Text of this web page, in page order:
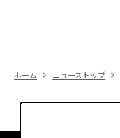
ホーム ニューストップ